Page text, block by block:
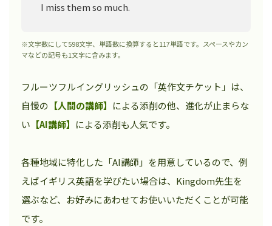
I miss them so much.
※文字数にして598文字、単語数に換算すると117単語です。スペースやカン
マなどの記号も1文字に含みます。
フルーツフルイングリッシュの「英作文チケット」は、
自慢の 【人間の講師】 による添削の他、進化が止まらな
い 【AI講師】 による添削も人気です。
各種地域に特化した「AI講師」を用意しているので、例
えばイギリス英語を学びたい場合は、Kingdom先生を
選ぶなど、お好みにあわせてお使いいただくことが可能
です。